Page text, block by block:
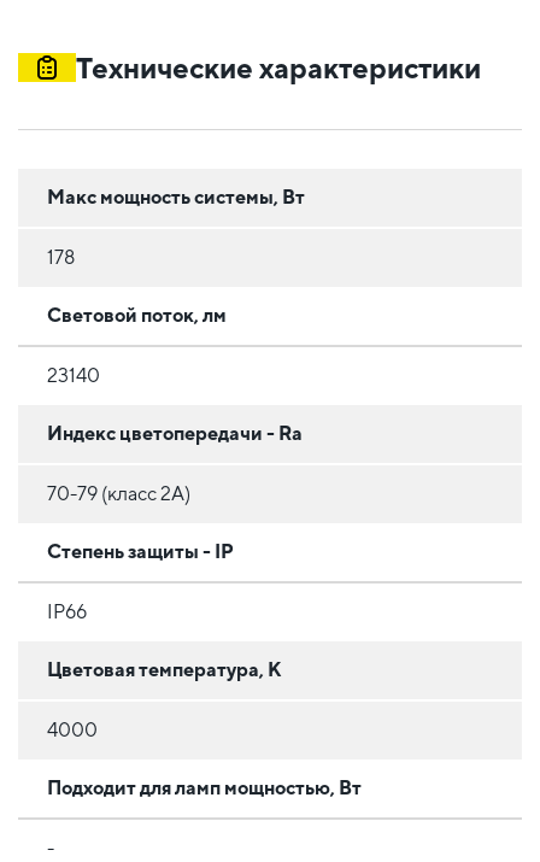
Технические характеристики
Макс мощность системы, Вт
178
Световой поток, лм
23140
Индекс цветопередачи - Ra
70-79 (класс 2A)
Степень защиты - IP
IP66
Цветовая температура, К
4000
Подходит для ламп мощностью, Вт
-